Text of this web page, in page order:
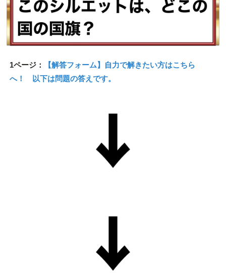
1ページ：
【解答フォーム】自力で解きたい方はこちら
へ！ 以下は問題の答えです。